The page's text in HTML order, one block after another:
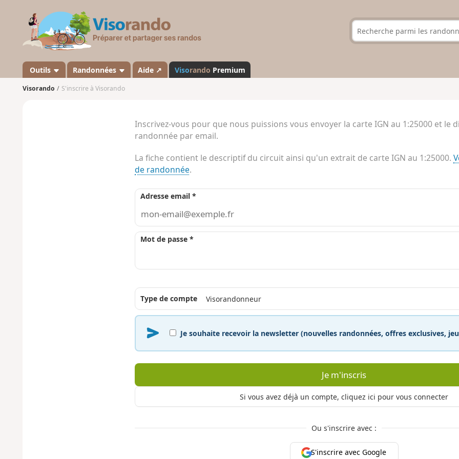
s
a
n
Outils Randonnées Aide ↗ Visorando Premium
Visorando S'inscrire à Visorando
Inscrivez-vous pour que nous puissions vous envoyer la carte IGN au 1:25000 et le
randonnée par email.
La fiche contient le descriptif du circuit ainsi qu'un extrait de carte IGN au 1:25000.
de randonnée.
Adresse email *
Mot de passe *
Type de compte
Je souhaite recevoir la newsletter (nouvelles randonnées, offres exclusives,
Je m'inscris
Si vous avez déjà un compte, cliquez ici pour vous connecter
Ou s'inscrire avec :
S'inscrire avec Google